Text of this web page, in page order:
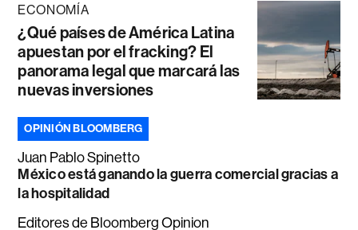
ECONOMÍA
¿Qué países de América Latina
apuestan por el fracking? El
panorama legal que marcará las
nuevas inversiones
OPINIÓN BLOOMBERG
Juan Pablo Spinetto
México está ganando la guerra comercial gracias a
la hospitalidad
Editores de Bloomberg Opinion